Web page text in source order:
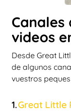
Canales
videos
Desde Great
de algunos
vuestros
1.Great Little